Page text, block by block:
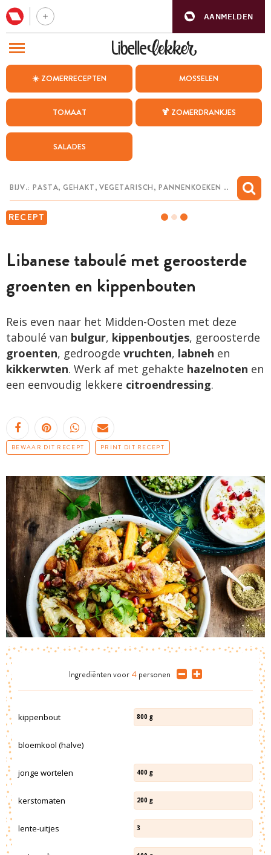
AANMELDEN
☀️ ZOMERRECEPTEN MOSSELEN
TOMAAT 🍹 ZOMERDRANKJES
SALADES
RECEPT
Libanese taboulé met geroosterde
groenten en kippenbouten
Reis even naar het Midden-Oosten met deze
taboulé van bulgur, kippenboutjes, geroosterde
groenten, gedroogde vruchten, labneh en
kikkerwten. Werk af met gehakte hazelnoten en
een eenvoudig lekkere citroendressing.
BEWAAR DIT RECEPT PRINT DIT RECEPT
Ingrediënten voor 4 personen
kippenbout 800 g
bloemkool (halve)
jonge wortelen 400 g
kerstomaten 200 g
lente-uitjes 3
BEZOEK ONZE ANDERE WEBSITES
WEEKMENU
CHAT MET MAIA
MIJN BEWAARDE RECEPTEN